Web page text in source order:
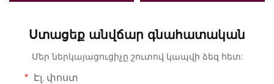
սարք
լազերային սարք
Ստացեք անվճար գնահատական
Մեր ներկայացուցիչը շուտով կապվի ձեզ հետ:
Էլ. փոստ